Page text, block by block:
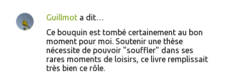
Guillmot a dit…
Ce bouquin est tombé certainement au bon
moment pour moi. Soutenir une thèse
nécessite de pouvoir "souffler" dans ses
rares moments de loisirs, ce livre remplissait
très bien ce rôle.